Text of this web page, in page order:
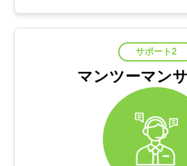
サポート2
マンツーマン